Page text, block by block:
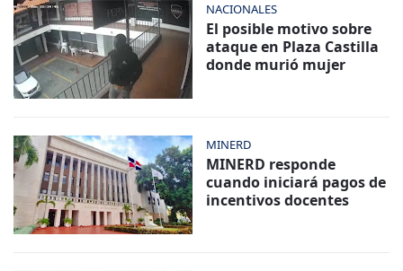
NACIONALES
El posible motivo sobre
ataque en Plaza Castilla
donde murió mujer
MINERD
MINERD responde
cuando iniciará pagos de
incentivos docentes